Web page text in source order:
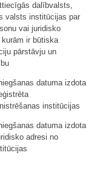
dalībvalsts,
valsts institūcijas par
vai juridisko
ir būtiska
pārstāvju un
datuma izdota
institūcijas
datuma izdota
adresi no